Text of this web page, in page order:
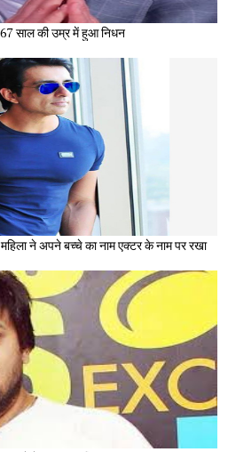
साल की उम्र में हुआ निधन
बड़ा अवॉर्ड क्या है ? महिला ने अपने बच्चे का नाम एक्टर के नाम पर रखा